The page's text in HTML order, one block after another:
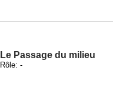
Le Passage du milieu
Rôle: -